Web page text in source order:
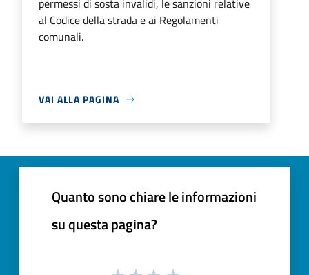
permessi di sosta invalidi, le sanzioni relative
al Codice della strada e ai Regolamenti
comunali.
VAI ALLA PAGINA
Quanto sono chiare le informazioni
su questa pagina?